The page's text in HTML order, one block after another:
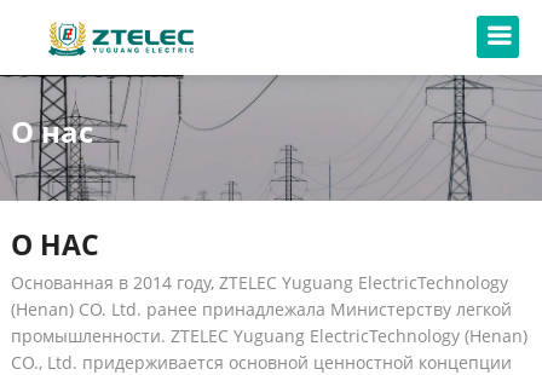
О нас
О НАС
Основанная в 2014 году, ZTELEC Yuguang ElectricTechnology
(Henan) CO. Ltd. ранее принадлежала Министерству легкой
промышленности. ZTELEC Yuguang ElectricTechnology (Henan)
CO., Ltd. придерживается основной ценностной концепции